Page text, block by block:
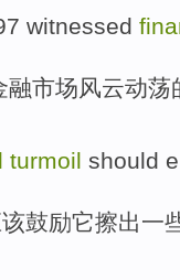
witnessed
融市场风云动荡
turmoil should
鼓励它擦出一